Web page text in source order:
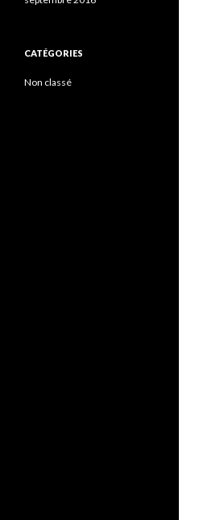
CATÉGORIES
Non classé